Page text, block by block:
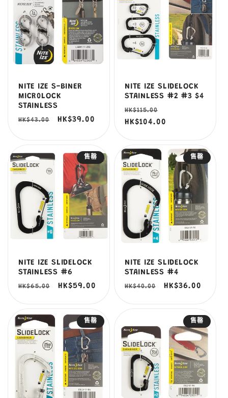
NITE IZE S-BINER
MICR0LOCK
STAINLESS
定
HK$43.00
售
HK$39.00
NITE IZE SLIDELOCK
STAINLESS #2 #3 $4
定
價
HK$115.00
價
HK$104.00
售罄
NITE IZE SLIDELOCK
STAINLESS #6
定
HK$65.00
售
HK$59.00
售罄
NITE IZE SLIDELOCK
STAINLESS #4
定
HK$40.00
售
HK$36.00
售罄 售罄